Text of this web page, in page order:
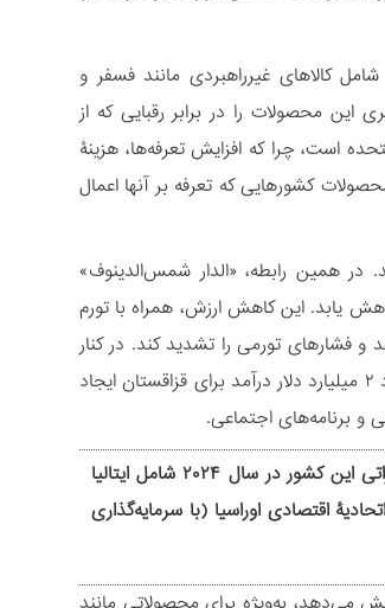
اقلام شامل کالاهای غیرراهبردی مانند فسفر و
این محصولات را در برابر رقبایی که از
است، چرا که افزایش تعرفه‌ها، هزینۀ
کشورهایی که تعرفه بر آنها اعمال
در همین رابطه، «الدار شمس‌الدینوف»
طی ۱ تا ۳ ماه آینده به ۵۰۰ تا ۵۲۰ تنگه در برابر دلار کاهش یابد. این کاهش ارزش، همراه با تورم
افزایش دهد و فشارهای تورمی را تشدید کند. در کنار
نکات پیش‌گفته در خصوص تأثیرهای اقتصادی تعرفۀ اعمالی، صادرات به ایالات متحده در سال ۲۰۲۴ حدود ۲ میلیارد دلار درآمد برای قزاقستان ایجاد
و برنامه‌های اجتماعی.
قزاقستان ممکن است به دنبال بازارهای جایگزین برای کالاهای مشمول تعرفه باشد. شرکای اصلی صادراتی این کشور در سال ۲۰۲۴ شامل ایتالیا
کشورها و اتحادیۀ اقتصادی اوراسیا (با سرمایه‌گذاری